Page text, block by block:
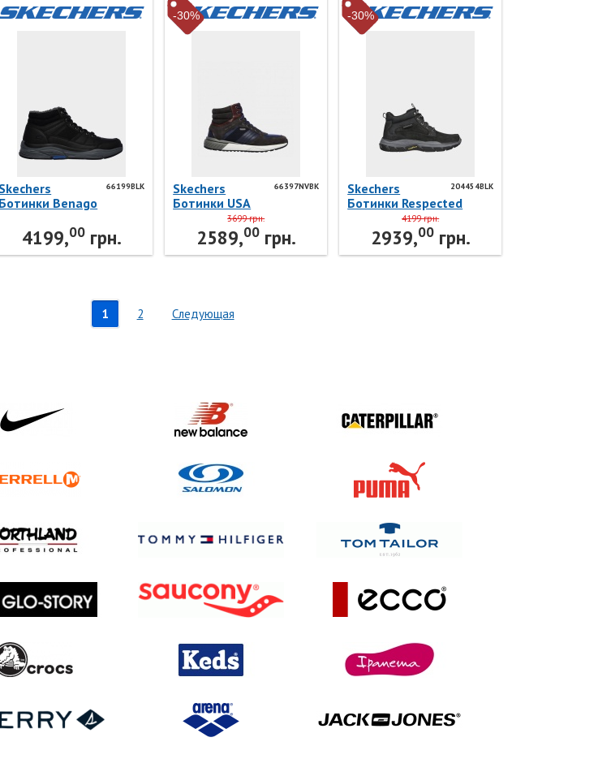
66199BLK
Skechers
Ботинки Benago
4199,00грн.
-30%
66397NVBK
Skechers
Ботинки USA
66397NVBK Skechers
3699 грн.
2589,00грн.
-30%
204454BLK
Skechers
Ботинки Respected
204454BLK Skechers
4199 грн.
2939,00грн.
1 2 Следующая